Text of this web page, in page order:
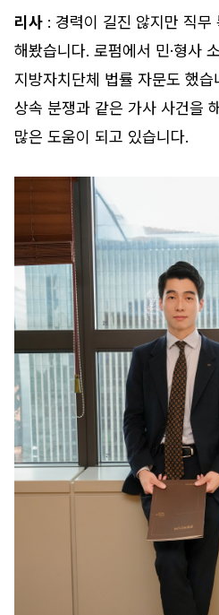
리사 : 경력이 길진 않지만 직무
해봤습니다. 로펌에서 민·형사
지방자치단체 법률 자문도 했
상속 분쟁과 같은 가사 사건을
많은 도움이 되고 있습니다.